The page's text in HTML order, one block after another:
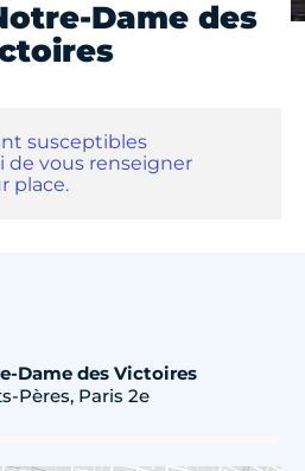
Dame des
susceptibles
de vous renseigner
place.
Dame des Victoires
Pères, Paris 2e